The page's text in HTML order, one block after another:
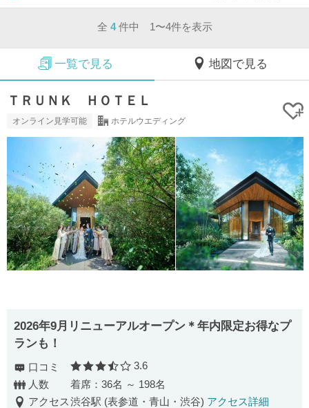
全 4 件中 1〜4件を表示
一覧で見る 地図で見る
ＴＲＵＮＫ ＨＯＴＥＬ
オンライン見学可能 ホテルウエディング
2026年9月リニューアルオープン＊年内限定お得なプ
ランも！
口コミ 口コミ評価
3.6
人数
着席：36名 ～ 198名
アクセス渋谷駅 (表参道・青山・渋谷) アクセス詳細